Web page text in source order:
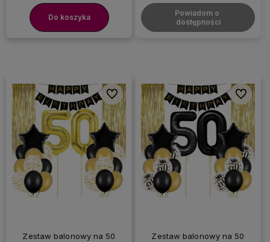
Do koszyka
Powiadom o
dostępności
Zestaw balonowy na 50
Do ulubionych
Zestaw balonowy na 50
Do